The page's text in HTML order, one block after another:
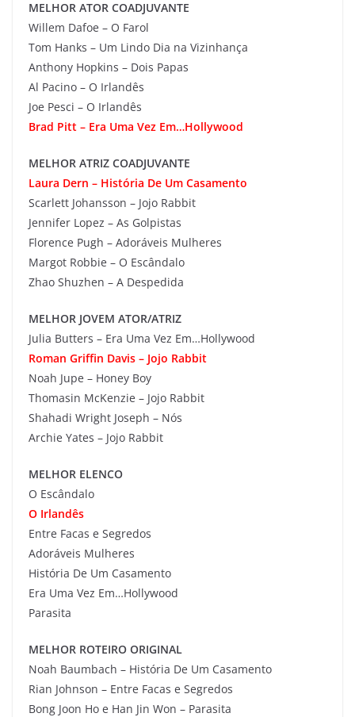
MELHOR ATOR COADJUVANTE
Willem Dafoe – O Farol
Tom Hanks – Um Lindo Dia na Vizinhança
Anthony Hopkins – Dois Papas
Al Pacino – O Irlandês
Joe Pesci – O Irlandês
Brad Pitt – Era Uma Vez Em…Hollywood
MELHOR ATRIZ COADJUVANTE
Laura Dern – História De Um Casamento
Scarlett Johansson – Jojo Rabbit
Jennifer Lopez – As Golpistas
Florence Pugh – Adoráveis Mulheres
Margot Robbie – O Escândalo
Zhao Shuzhen – A Despedida
MELHOR JOVEM ATOR/ATRIZ
Julia Butters – Era Uma Vez Em…Hollywood
Roman Griffin Davis – Jojo Rabbit
Noah Jupe – Honey Boy
Thomasin McKenzie – Jojo Rabbit
Shahadi Wright Joseph – Nós
Archie Yates – Jojo Rabbit
MELHOR ELENCO
O Escândalo
O Irlandês
Entre Facas e Segredos
Adoráveis Mulheres
História De Um Casamento
Era Uma Vez Em…Hollywood
Parasita
MELHOR ROTEIRO ORIGINAL
Noah Baumbach – História De Um Casamento
Rian Johnson – Entre Facas e Segredos
Bong Joon Ho e Han Jin Won – Parasita